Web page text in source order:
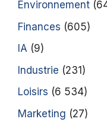
Environnement
Finances (605)
IA (9)
Industrie (231)
Loisirs (6 534)
Marketing (27)